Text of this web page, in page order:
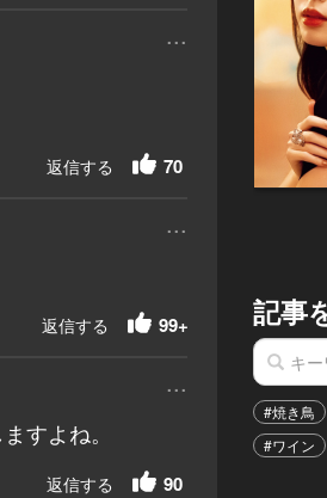
...
70
返信する
...
99+
返信する
...
すよね。
90
返信する
記事
#焼き鳥
#ワイン